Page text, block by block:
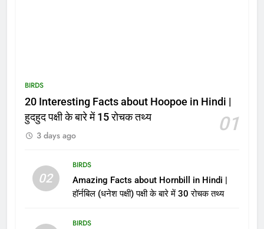
BIRDS
20 Interesting Facts about Hoopoe in Hindi |
हुदहुद पक्षी के बारे में 15 रोचक तथ्य
01
3 days ago
02
BIRDS
Amazing Facts about Hornbill in Hindi |
हॉर्नबिल (धनेश पक्षी) पक्षी के बारे में 30 रोचक तथ्य
BIRDS